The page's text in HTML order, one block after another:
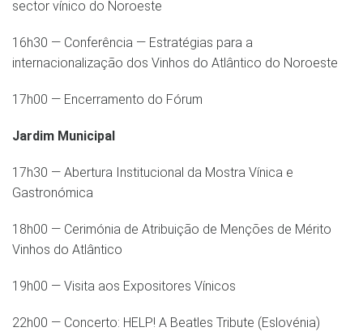
sector vínico do Noroeste
16h30 — Conferência — Estratégias para a
internacionalização dos Vinhos do Atlântico do Noroeste
17h00 — Encerramento do Fórum
Jardim Municipal
17h30 — Abertura Institucional da Mostra Vínica e
Gastronómica
18h00 — Cerimónia de Atribuição de Menções de Mérito
Vinhos do Atlântico
19h00 — Visita aos Expositores Vínicos
22h00 — Concerto: HELP! A Beatles Tribute (Eslovénia)